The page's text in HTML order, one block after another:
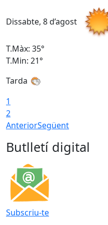
Dissabte, 8 d’agost
T.Màx: 35°
T.Min: 21°
Tarda
1
2
AnteriorSegüent
Butlletí digital
Subscriu-te